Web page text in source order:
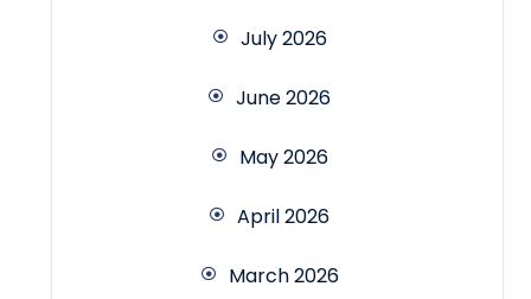
July 2026
June 2026
May 2026
April 2026
March 2026